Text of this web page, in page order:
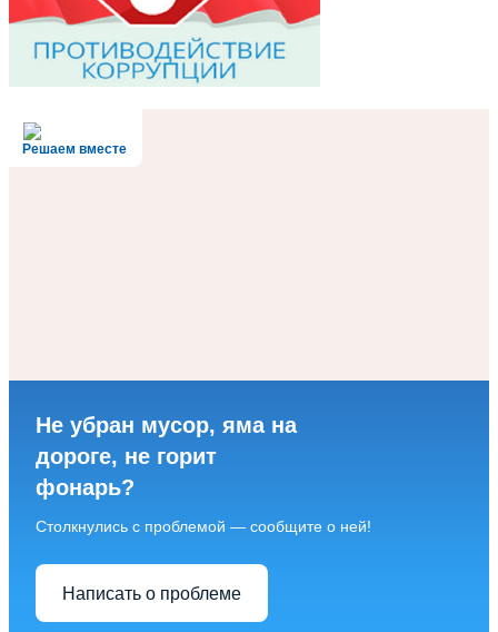
Решаем вместе
Не убран мусор, яма на
дороге, не горит
фонарь?
Столкнулись с проблемой — сообщите о ней!
Написать о проблеме